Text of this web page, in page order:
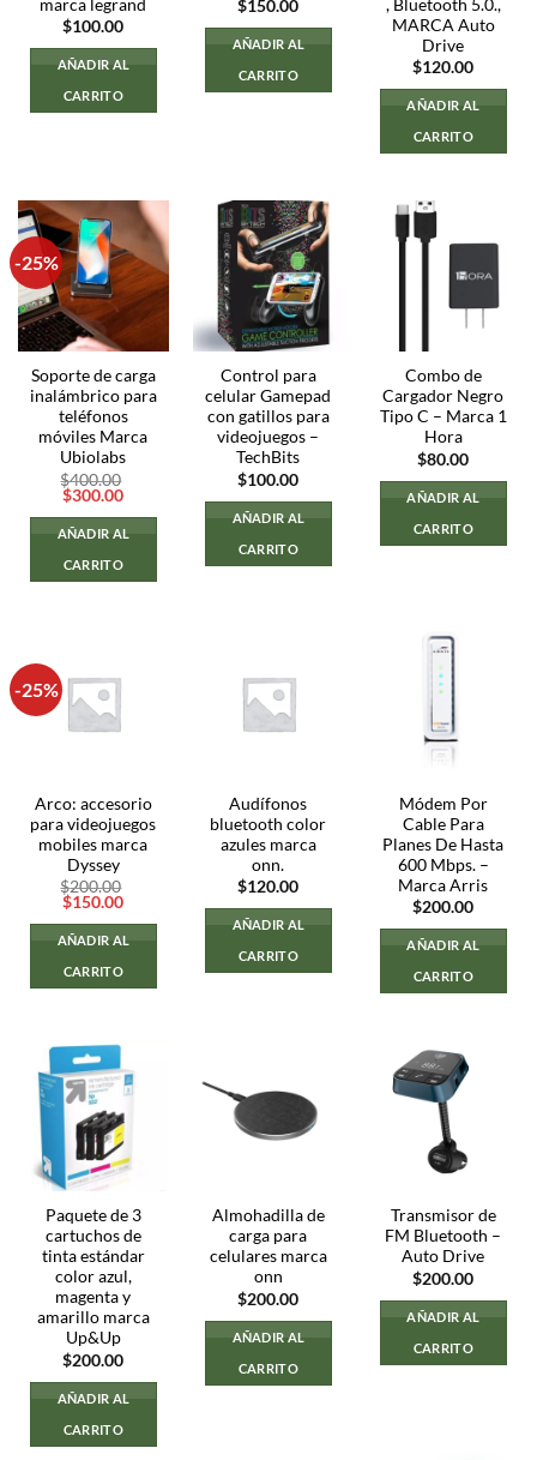
marca legrand
$100.00
AÑADIR AL
CARRITO
$150.00
AÑADIR AL
CARRITO
, Bluetooth 5.0.,
MARCA Auto
Drive
$120.00
AÑADIR AL
CARRITO
-25%
Soporte de carga
inalámbrico para
teléfonos
móviles Marca
Ubiolabs
$400.00
El
original
era:
$400.00.
$300.00El
actual
es:
AÑADIR AL
CARRITO
Control para
celular Gamepad
con gatillos para
videojuegos –
TechBits
$100.00
AÑADIR AL
CARRITO
Combo de
Cargador Negro
Tipo C – Marca 1
Hora
$80.00
AÑADIR AL
CARRITO
-25%
Arco: accesorio
para videojuegos
mobiles marca
Dyssey
$200.00
El
original
era:
$200.00.
$150.00El
actual
es:
AÑADIR AL
CARRITO
Audífonos
bluetooth color
azules marca
onn.
$120.00
AÑADIR AL
CARRITO
Módem Por
Cable Para
Planes De Hasta
600 Mbps. –
Marca Arris
$200.00
AÑADIR AL
CARRITO
Paquete de 3
cartuchos de
tinta estándar
color azul,
magenta y
amarillo marca
Up&Up
$200.00
AÑADIR AL
CARRITO
Almohadilla de
carga para
celulares marca
onn
$200.00
AÑADIR AL
CARRITO
Transmisor de
FM Bluetooth –
Auto Drive
$200.00
AÑADIR AL
CARRITO